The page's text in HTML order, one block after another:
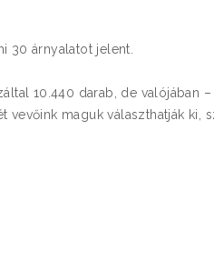
30 árnyalatot jelent.
10.440 darab, de valójában
vevőink maguk választhatják ki,